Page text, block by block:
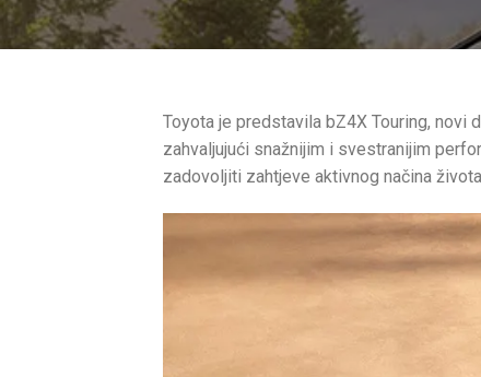
Toyota je predstavila bZ4X Touring,
zahvaljujući snažnijim i svestranijim
zadovoljiti zahtjeve aktivnog načina